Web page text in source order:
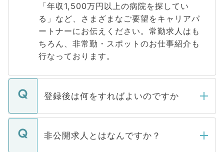
「年収1,500万円以上の病院を探してい
る」など、さまざまなご要望をキャリアパ
ートナーにお伝えください。常勤求人はも
ちろん、非常勤・スポットのお仕事紹介も
行なっております。
登録後は何をすればよいのですか
ご登録いただきましたら、弊社担当者がご
登録内容を確認し、その後メールもしくは
非公開求人とはなんですか？